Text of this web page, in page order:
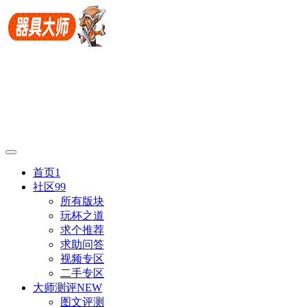
首页1
社区99
所有版块
玩杯之道
求个推荐
求助问答
视频专区
二手专区
大师测评NEW
图文评测